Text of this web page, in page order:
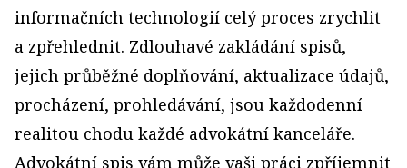
informačních technologií celý proces zrychlit
a zpřehlednit. Zdlouhavé zakládání spisů,
jejich průběžné doplňování, aktualizace údajů,
procházení, prohledávání, jsou každodenní
realitou chodu každé advokátní kanceláře.
Advokátní spis vám může vaši práci zpříjemnit